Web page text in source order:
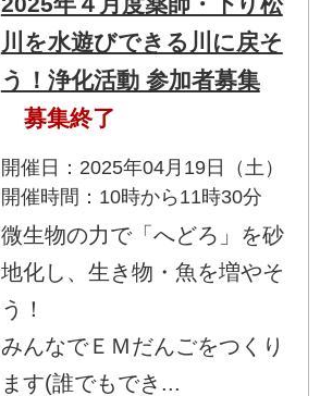
川を水遊びできる川に戻そ
う！浄化活動 参加者募集
募集終了
開催日：2025年04月19日（土）
開催時間：10時から11時30分
微生物の力で「へどろ」を砂
地化し、生き物・魚を増やそ
う！
みんなでＥＭだんごをつくり
ます(誰でもでき...